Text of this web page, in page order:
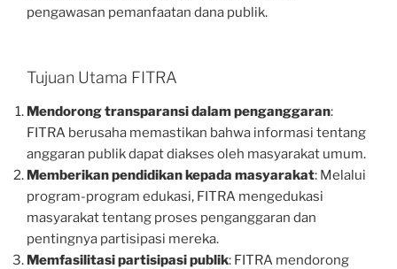
pengawasan pemanfaatan dana publik.
Tujuan Utama FITRA
Mendorong transparansi dalam penganggaran:
FITRA berusaha memastikan bahwa informasi tentang
anggaran publik dapat diakses oleh masyarakat umum.
Memberikan pendidikan kepada masyarakat: Melalui
program-program edukasi, FITRA mengedukasi
masyarakat tentang proses penganggaran dan
pentingnya partisipasi mereka.
Memfasilitasi partisipasi publik: FITRA mendorong